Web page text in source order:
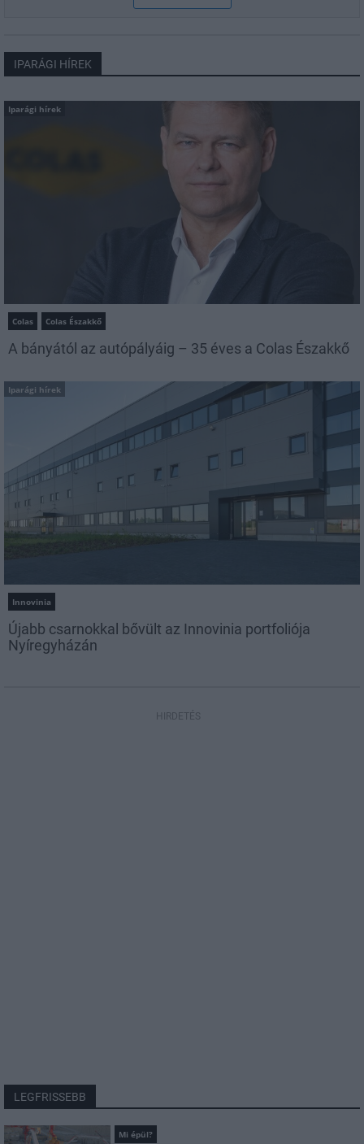
IPARÁGI HÍREK
Iparági hírek
Colas Colas Északkő
A bányától az autópályáig – 35 éves a Colas Északkő
Iparági hírek
Innovinia
Újabb csarnokkal bővült az Innovinia portfoliója
Nyíregyházán
HIRDETÉS
LEGFRISSEBB
Mi épül?